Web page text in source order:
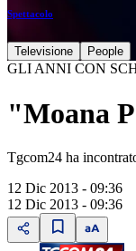
Spettacolo
Televisione People
GLI ANNI CON
"Moana
Tgcom24 ha
12 Dic 2013 - 09:36
12 Dic 2013 - 09:36